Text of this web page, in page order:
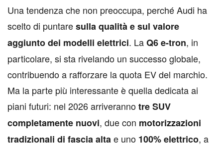
Una tendenza che non preoccupa, perché Audi ha
scelto di puntaresulla qualità e sul valore
aggiunto dei modelli elettrici. LaQ6 e-tron, in
particolare, si sta rivelando un successo globale,
contribuendo a rafforzare la quota EV del marchio.
Ma la parte più interessante è quella dedicata ai
piani futuri: nel 2026 arriverannotre SUV
completamente nuovi, due con motorizzazioni
tradizionali di fascia altae uno 100% elettrico, a